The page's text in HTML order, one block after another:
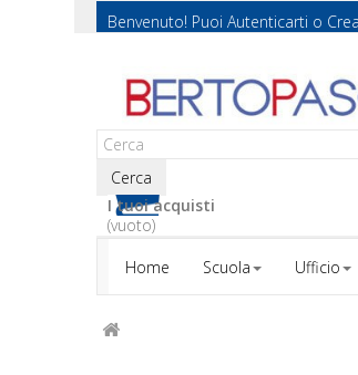
Benvenuto! Puoi Autenticarti o
Cerca
I tuoi acquisti
(vuoto)
Home
Scuola Ufficio